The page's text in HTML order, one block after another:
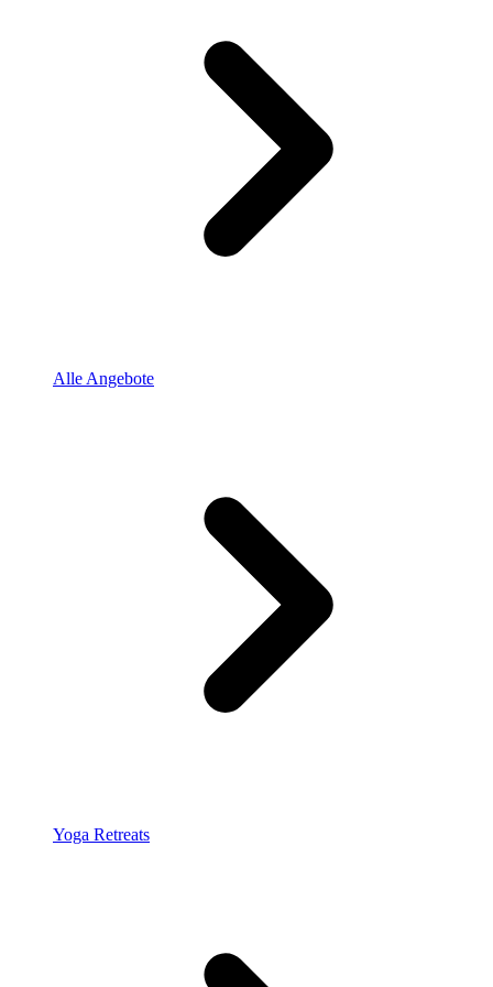
Alle Angebote
Yoga Retreats